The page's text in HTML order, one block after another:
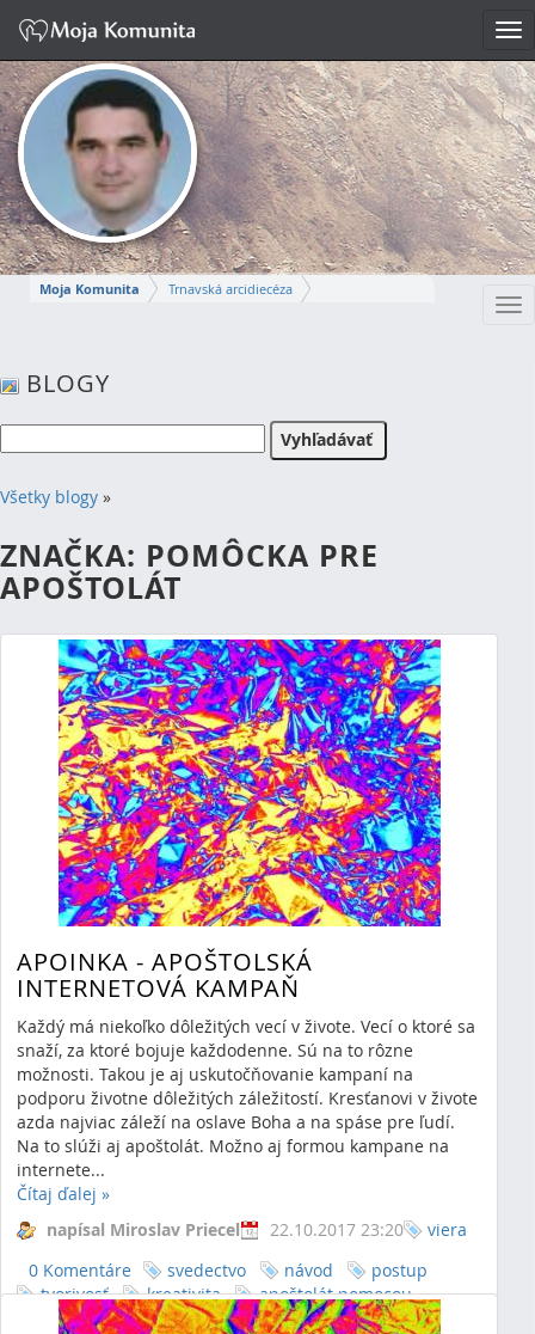
Moja Komunita
Trnavská arcidiecéza
MIROSLAV
BLOGY
Všetky blogy »
ZNAČKA: POMÔCKA PRE
APOŠTOLÁT
APOINKA - APOŠTOLSKÁ
INTERNETOVÁ KAMPAŇ
Každý má niekoľko dôležitých vecí v živote. Vecí o ktoré sa
snaží, za ktoré bojuje každodenne. Sú na to rôzne
možnosti. Takou je aj uskutočňovanie kampaní na
podporu životne dôležitých záležitostí. Kresťanovi v živote
azda najviac záleží na oslave Boha a na spáse pre ľudí.
Na to slúži aj apoštolát. Možno aj formou kampane na
internete...
Čítaj ďalej »
napísal Miroslav Priecel
22.10.2017 23:20
0 Komentáre
viera
svedectvo
návod
postup
tvorivosť
kreativita
apoštolát pomocou
ebooku
apoštolát
pomôcka pre apoštolát